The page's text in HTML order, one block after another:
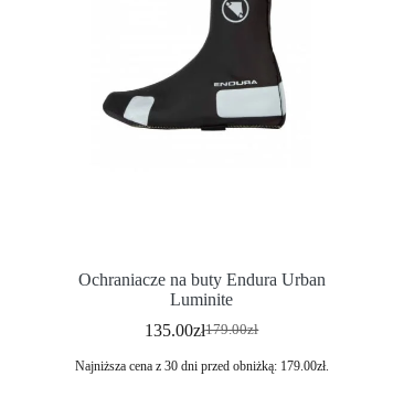
Ochraniacze na buty Endura Urban
Luminite
179.00zł
135.00zł
Najniższa cena z 30 dni przed obniżką: 179.00zł.